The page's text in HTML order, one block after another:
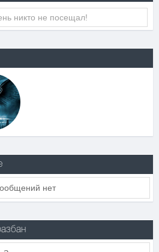
никто не посещал!
нет